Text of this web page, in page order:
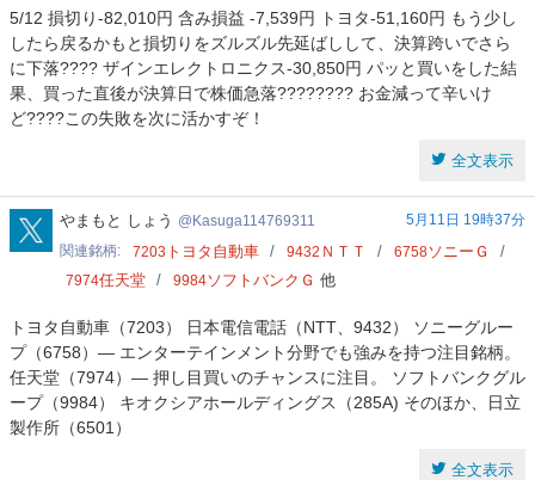
5/12 損切り-82,010円 含み損益 -7,539円 トヨタ-51,160円 もう少し
したら戻るかもと損切りをズルズル先延ばしして、決算跨いでさら
に下落???? ザインエレクトロニクス-30,850円 パッと買いをした結
果、買った直後が決算日で株価急落????‍???? お金減って辛いけ
ど????この失敗を次に活かすぞ！
全文表示
Kasuga114769311
やまもと しょう Kasuga114769311
5月11日 19時37分
関連銘柄
7203 トヨタ自動車 9432 ＮＴＴ 6758ソニーＧ
7974任天堂 9984ソフトバンクＧ 他
トヨタ自動車（7203） 日本電信電話（NTT、9432） ソニーグルー
プ（6758）— エンターテインメント分野でも強みを持つ注目銘柄。
任天堂（7974）— 押し目買いのチャンスに注目。 ソフトバンクグル
ープ（9984） キオクシアホールディングス（285A) そのほか、日立
製作所（6501）
全文表示